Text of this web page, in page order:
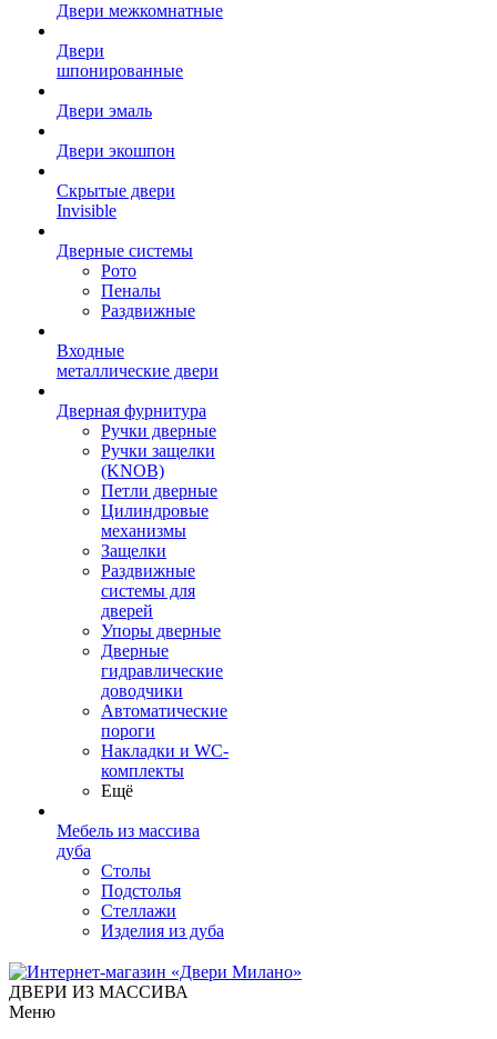
Двери межкомнатные
Двери
шпонированные
Двери эмаль
Двери экошпон
Скрытые двери
Invisible
Дверные системы
Рото
Пеналы
Раздвижные
Входные
металлические двери
Дверная фурнитура
Ручки дверные
Ручки защелки
(KNOB)
Петли дверные
Цилиндровые
механизмы
Защелки
Раздвижные
системы для
дверей
Упоры дверные
Дверные
гидравлические
доводчики
Автоматические
пороги
Накладки и WC-
комплекты
Ещё
Мебель из массива
дуба
Столы
Подстолья
Стеллажи
Изделия из дуба
ДВЕРИ ИЗ МАССИВА
Меню